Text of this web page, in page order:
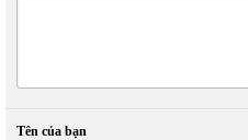
Tên của bạn